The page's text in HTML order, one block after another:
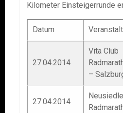
Kilometer Einsteigerrunde
Datum
27.04.2014
Vita Club
–
27.04.2014